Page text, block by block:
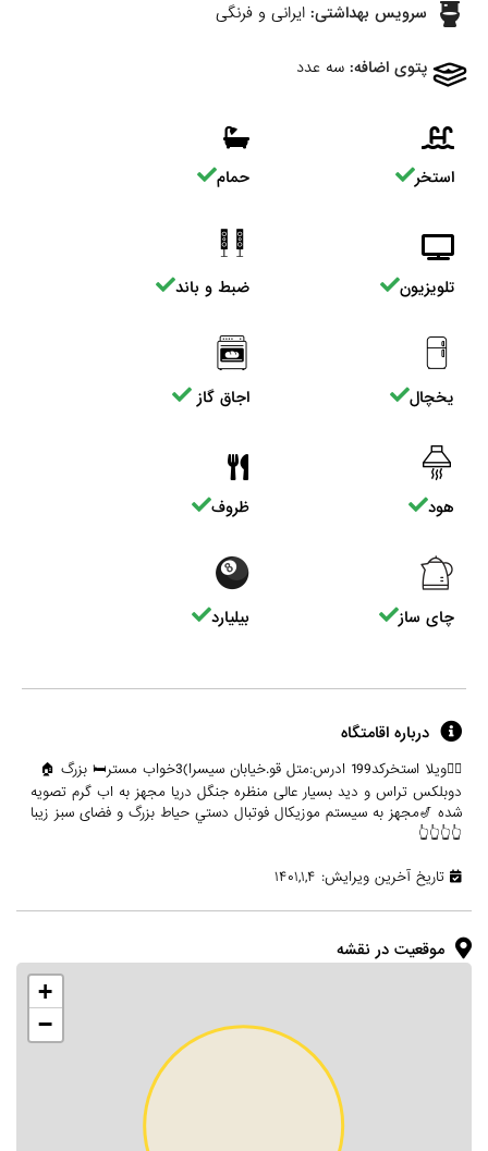
سرویس بهداشتی: ایرانی و فرنگی
پتوی اضافه: سه عدد
استخر حمام
تلویزیون ضبط و باند
یخچال اجاق گاز
هود ظروف
چای ساز بیلیارد
درباره اقامتگاه
🏊‍♂️ويلا استخركد199 ادرس:متل قو.خیابان سيسرا)3خواب مستر🛏 بزرگ 🏠
دوبلکس تراس و دید بسیار عالی منظره جنگل دریا مجهز به اب گرم تصویه
شده 🎷مجهز به سیستم موزیکال فوتبال دستي حیاط بزرگ و فضای سبز زیبا
👆👆👆👆
تاریخ آخرین ویرایش: ۱۴۰۱,۱,۴
موقعیت در نقشه
+
−